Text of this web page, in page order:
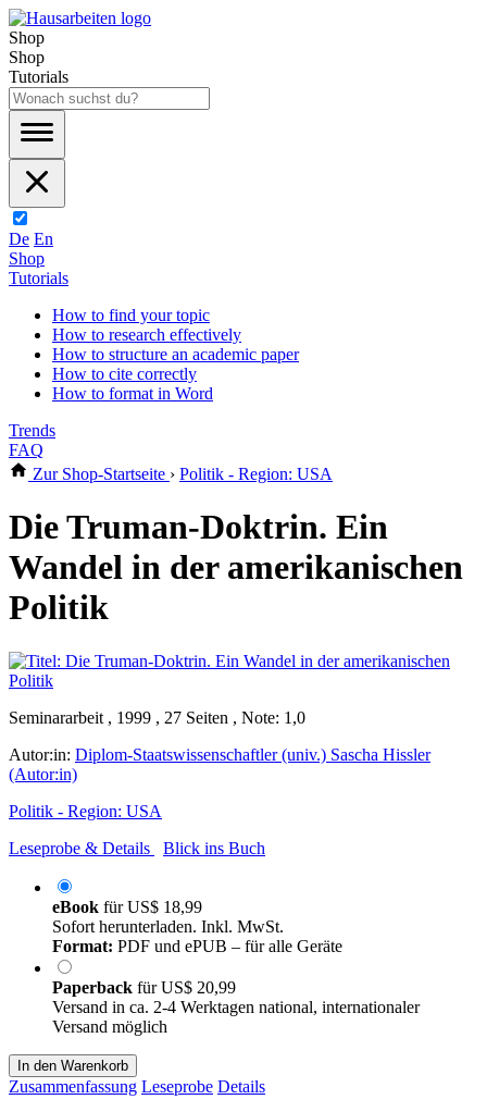
Shop
Shop
Tutorials
De En
Shop
Tutorials
How to find your topic
How to research effectively
How to structure an academic paper
How to cite correctly
How to format in Word
Trends
FAQ
Zur Shop-Startseite › Politik - Region: USA
Die Truman-Doktrin. Ein
Wandel in der amerikanischen
Politik
Seminararbeit , 1999 , 27 Seiten , Note: 1,0
Autor:in: Diplom-Staatswissenschaftler (univ.) Sascha Hissler
(Autor:in)
Politik - Region: USA
Leseprobe & Details
Blick ins Buch
eBook fürUS$ 18,99
Sofort herunterladen. Inkl. MwSt.
Format: PDF und ePUB – für alle Geräte
Paperback fürUS$ 20,99
Versand in ca. 2-4 Werktagen national, internationaler
Versand möglich
In den Warenkorb
Zusammenfassung Leseprobe Details